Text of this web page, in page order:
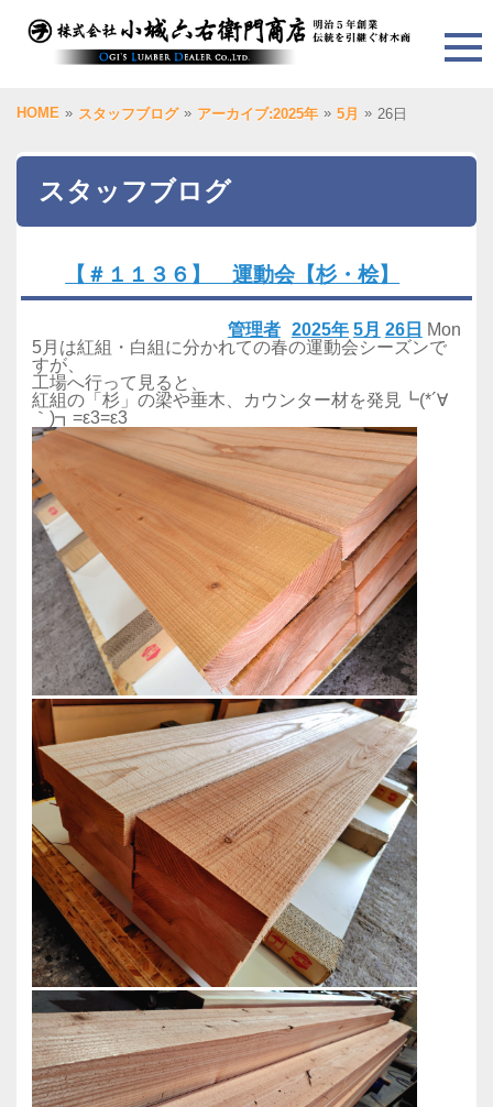
HOME » スタッフブログ » アーカイブ:2025年 » 5月 » 26日
スタッフブログ
【＃１１３６】 運動会【杉・桧】
2025年 5月 26日 Mon
管理者
5月は紅組・白組に分かれての春の運動会シーズンで
すが、
工場へ行って見ると、
紅組の「杉」の梁や垂木、カウンター材を発見┗(*´∀
｀)┓=ε3=ε3